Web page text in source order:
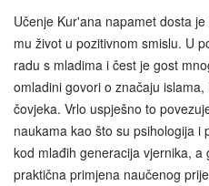
Učenje Kur'ana napamet dosta
mu život u pozitivnom smislu. U
radu s mladima i čest je gost
omladini govori o značaju
čovjeka. Vrlo uspješno to
naukama kao što su psihologija i
kod mlađih generacija vjernika, a
praktična primjena naučenog